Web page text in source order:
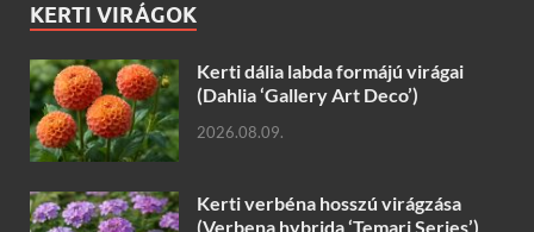
KERTI VIRÁGOK
Kerti dália labda formájú virágai
(Dahlia ‘Gallery Art Deco’)
2026.08.09.
Kerti verbéna hosszú virágzása
(Verbena hybrida ‘Temari Series’)